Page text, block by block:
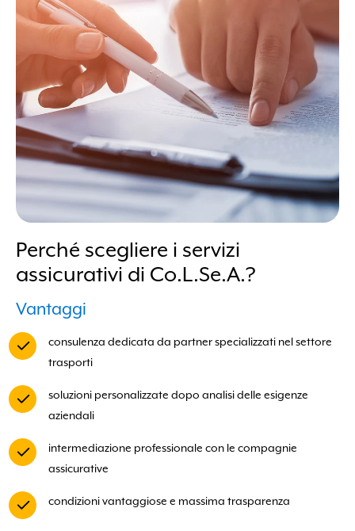
Perché scegliere i servizi
assicurativi di Co.L.Se.A.?
Vantaggi
consulenza dedicata da partner specializzati nel settore
trasporti
soluzioni personalizzate dopo analisi delle esigenze
aziendali
intermediazione professionale con le compagnie
assicurative
condizioni vantaggiose e massima trasparenza